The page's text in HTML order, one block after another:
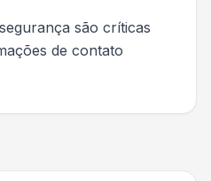
são críticas
de contato